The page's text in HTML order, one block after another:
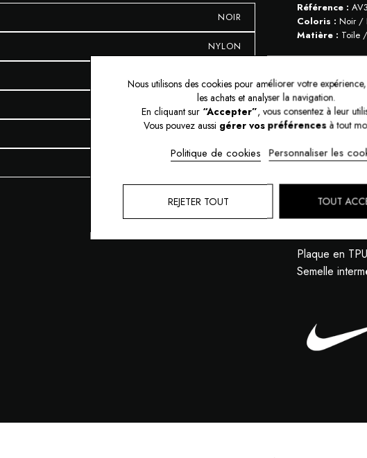
NOIR
NYLON
LACET
BASSES
MOYEN
Référence :
Coloris : Noir /
Matière : Toile
La Nike Shox TL
Inspirée du
respirant
toute la longueur
quotidien que lors
Avantages
Technologie
dynamique et
Empeigne
de 2003
Renforts au
Plaque en
Semelle
Nous utilisons des cookies pour améliorer votre
les achats et analyser la navigation.
En cliquant sur “Accepter”, vous consentez à leur
Vous pouvez aussi gérer vos préférencesà tout
Politique de cookies Personnaliser les
REJETER TOUT TOUT